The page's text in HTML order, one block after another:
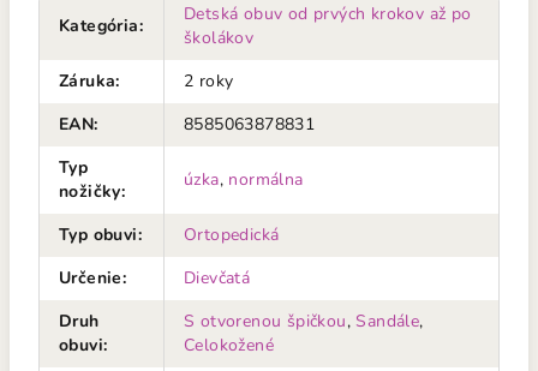
Kategória:
Detská obuv od prvých krokov až po
školákov
Záruka:
2 roky
EAN:
8585063878831
Typ
nožičky:
úzka, normálna
Typ obuvi:
Ortopedická
Určenie:
Dievčatá
Druh
obuvi:
S otvorenou špičkou,Sandále,
Celokožené